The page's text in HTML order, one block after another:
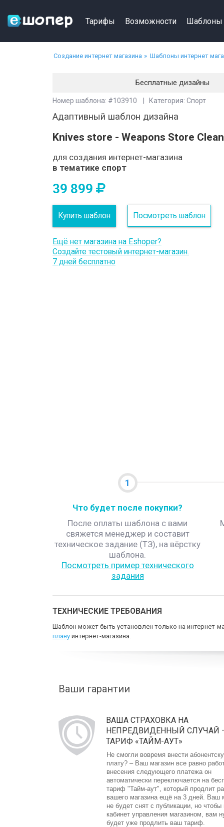
Тарифы Возможности Шаблоны
Создание интернет магазина Шаблоны интернет
Бесплатные дизайны
Номер шаблона: #103910 | Категория: Спорт
Адаптивный шаблон дизайна
Knives store - Weapons Store
для создания интернет-магазина
в тематике спорт
39 899
Купить шаблон Посмотреть шаблон
Ещё нет магазина на Eshoper?
Создайте тестовый интернет-магазин.
7 дней бесплатно
1
Что будет после покупки?
После оплаты шаблона с вами
свяжется менеджер и составит
техническое задание (ТЗ), на вёрстку
шаблона.
Посмотреть пример технического
задания
ТЕХНИЧЕСКИЕ ТРЕБОВАНИЯ
Шаблон может быть установлен только на интернет-
плану интернет-магазина.
Ваши гарантии
ВАША СТРАХОВКА НА
НЕПРЕДВИДЕННЫЙ СЛУЧАЙ
ТАРИФ «ТАЙМ-АУТ»
Не смогли вовремя внести
плату? – Ваш магазин все равно
внесения следующего платежа он
автоматически переключается на
тариф "Тайм-аут", который продлит
вашего магазина ещё на 3 дней. Ваш
не будет снят с публикации, но чтобы
кабинет управления магазином, вам
будет уже продлить ваш тариф.